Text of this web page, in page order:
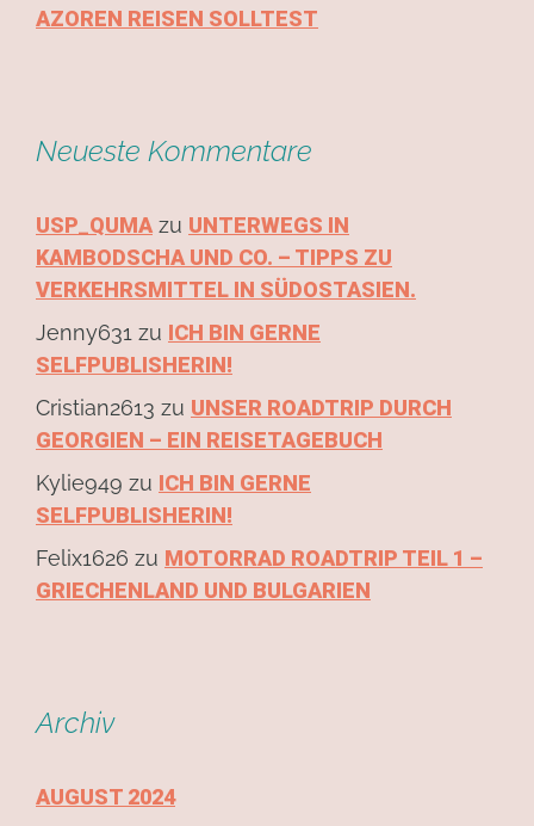
AZOREN REISEN SOLLTEST
Neueste Kommentare
USP_QUMA zu UNTERWEGS IN
KAMBODSCHA UND CO. – TIPPS ZU
VERKEHRSMITTEL IN SÜDOSTASIEN.
Jenny631 zu ICH BIN GERNE
SELFPUBLISHERIN!
Cristian2613 zu UNSER ROADTRIP DURCH
GEORGIEN – EIN REISETAGEBUCH
Kylie949 zu ICH BIN GERNE
SELFPUBLISHERIN!
Felix1626 zu MOTORRAD ROADTRIP TEIL 1 –
GRIECHENLAND UND BULGARIEN
Archiv
AUGUST 2024